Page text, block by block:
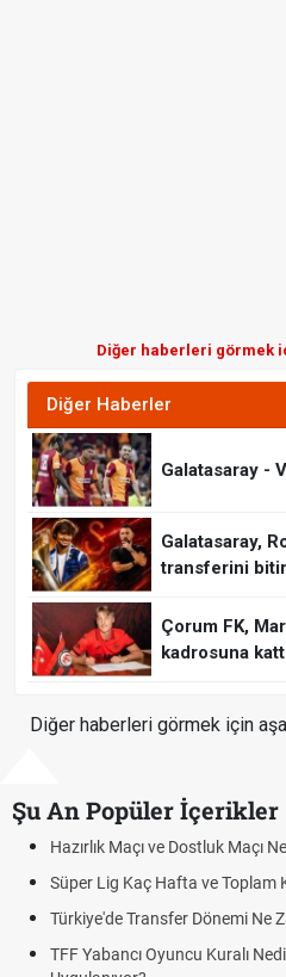
Diğer haberleri görmek
Diğer Haberler
Galatasaray -
Galatasaray,
transferini
Çorum FK,
kadrosuna
Diğer haberleri görmek için
Şu An Popüler İçerikler
Maçı ve Dostluk Maçı Nedir?
Lig Kaç Hafta ve Toplam Kaç Maç
Transfer Dönemi Ne Zaman
Yabancı Oyuncu Kuralı Nedir?